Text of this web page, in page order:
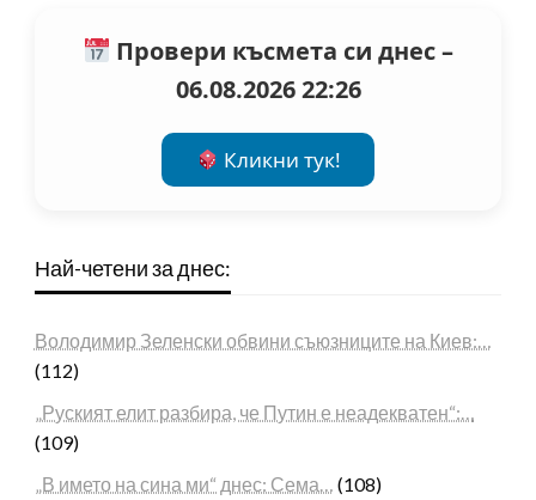
Провери късмета си днес –
06.08.2026 22:26
Кликни тук!
Най-четени за днес:
Володимир Зеленски обвини съюзниците на Киев:…
(112)
„Руският елит разбира, че Путин е неадекватен“:…
(109)
„В името на сина ми“ днес: Сема… (108)